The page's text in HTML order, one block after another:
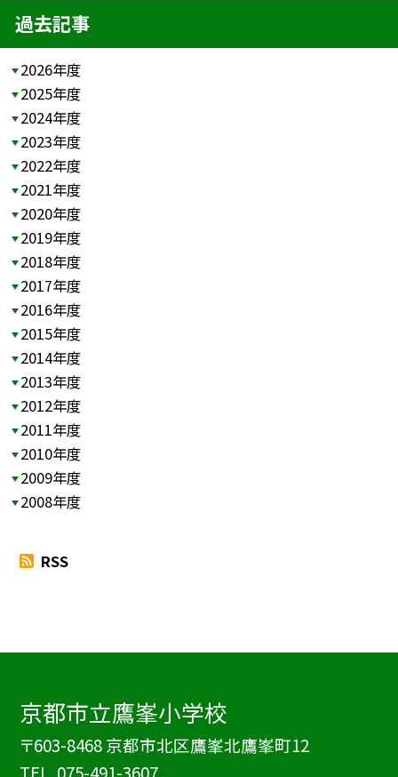
過去記事
2026年度
2025年度
2024年度
2023年度
2022年度
2021年度
2020年度
2019年度
2018年度
2017年度
2016年度
2015年度
2014年度
2013年度
2012年度
2011年度
2010年度
2009年度
2008年度
RSS
京都市立鷹峯小学校
〒603-8468 京都市北区鷹峯北鷹峯町12